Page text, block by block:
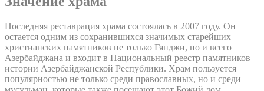
Последняя реставрация храма состоялась в 2007 году. Он
остается одним из сохранившихся значимых старейших
христианских памятников не только Гянджи, но и всего
Азербайджана и входит в Национальный реестр памятников
истории Азербайджанской Республики. Храм пользуется
популярностью не только среди православных, но и среди